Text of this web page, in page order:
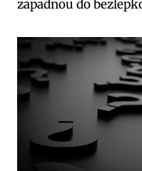
zapadnou do